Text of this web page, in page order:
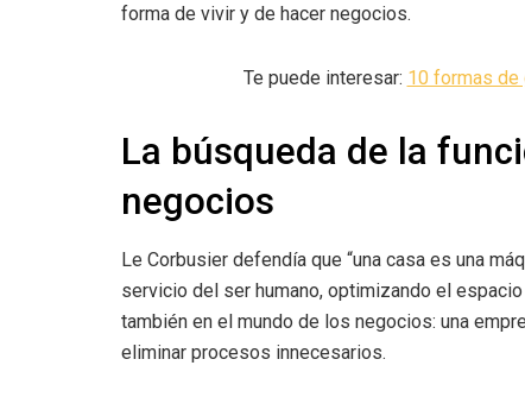
forma de vivir y de hacer negocios.
Te puede interesar: 10 formas de
La búsqueda de la
negocios
Le Corbusier defendía que “una casa es una
servicio del ser humano, optimizando el
también en el mundo de los negocios: una
eliminar procesos innecesarios.